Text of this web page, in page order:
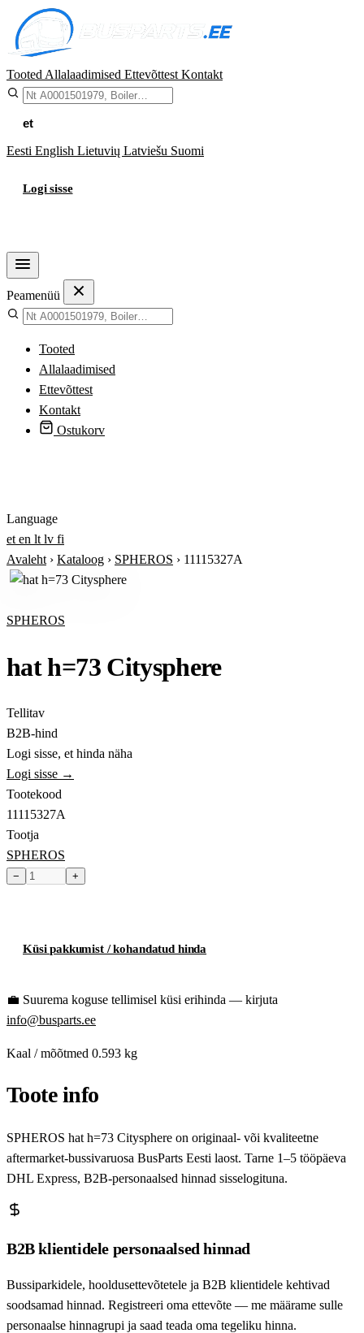
Tooted Allalaadimised Ettevõttest Kontakt
et
Eesti English Lietuvių Latviešu Suomi
Logi sisse
Peamenüü
Tooted
Allalaadimised
Ettevõttest
Kontakt
Ostukorv
Language
et en lt lv fi
Avaleht › Kataloog › SPHEROS › 11115327A
SPHEROS
hat h=73 Citysphere
Tellitav
B2B-hind
Logi sisse, et hinda näha
Logi sisse →
Tootekood
11115327A
Tootja
SPHEROS
− +
Küsi pakkumist / kohandatud hinda
💼 Suurema koguse tellimisel küsi erihinda — kirjuta
info@busparts.ee
Kaal / mõõtmed 0.593 kg
Toote info
SPHEROS hat h=73 Citysphere on originaal- või kvaliteetne
aftermarket-bussivaruosa BusParts Eesti laost. Tarne 1–5 tööpäeva
DHL Express, B2B-personaalsed hinnad sisselogituna.
B2B klientidele personaalsed hinnad
Bussiparkidele, hooldusettevõtetele ja B2B klientidele kehtivad
soodsamad hinnad. Registreeri oma ettevõte — me määrame sulle
personaalse hinnagrupi ja saad teada oma tegeliku hinna.